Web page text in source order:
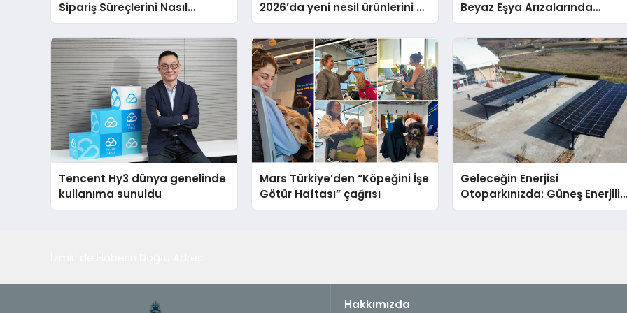
Sipariş Süreçlerini Nasıl
Yönetmeli?
2026’da yeni nesil ürünlerini ve
global marka vizyonunu
sergiledi
Beyaz Eşya Arızalarında
Dürüst ve İnsan Odaklı
Tencent Hy3 dünya genelinde
kullanıma sunuldu
Mars Türkiye’den “Köpeğini İşe
Götür Haftası” çağrısı
Geleceğin Enerjisi
Otoparkınızda: Güneş Enerjili
Carport (Solar Otopark)
Hakkımızda